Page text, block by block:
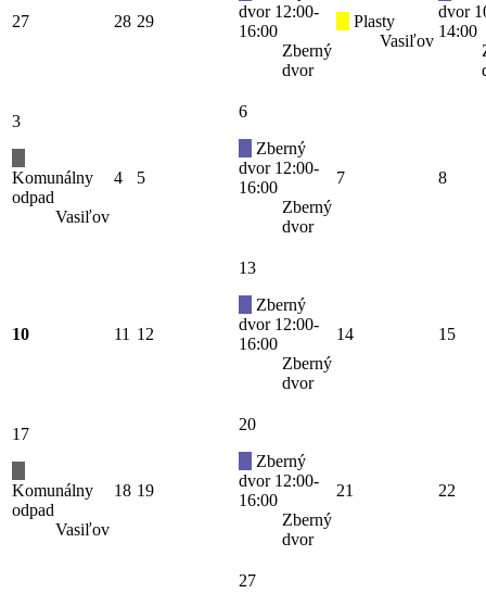
27 28 29
dvor 12:00-
16:00
Zberný
dvor
Plasty
Vasiľov
dvor
14:00
3
Komunálny
odpad
Vasiľov
4 5
6
Zberný
dvor 12:00-
16:00
Zberný
dvor
7 8
10 11 12
13
Zberný
dvor 12:00-
16:00
Zberný
dvor
14 15
17
Komunálny
odpad
Vasiľov
18 19
20
Zberný
dvor 12:00-
16:00
Zberný
dvor
21 22
27